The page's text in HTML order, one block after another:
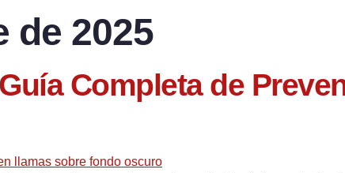
de 2025
Completa de